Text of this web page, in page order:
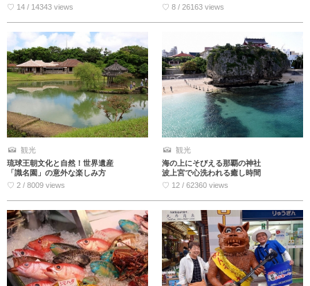
♡ 14 / 14343 views
♡ 8 / 26163 views
観光
琉球王朝文化と自然！世界遺産
「識名園」の意外な楽しみ方
♡ 2 / 8009 views
観光
海の上にそびえる那覇の神社
波上宮で心洗われる癒し時間
♡ 12 / 62360 views